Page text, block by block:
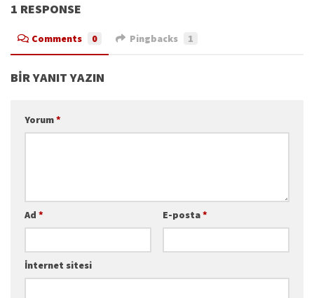
1 RESPONSE
Comments 0 Pingbacks 1
BIR YANIT YAZIN
Yorum*
Ad * E-posta*
İnternet sitesi